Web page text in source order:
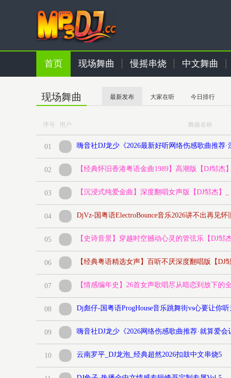
首页 现场舞曲 慢摇串烧 中文舞曲
现场舞曲 最新发布 大家在听 今日排行
序号 用户 舞曲名称
01 嗨音社DJ龙少《2026最新好听网络伤感歌曲推荐·
02 【经典怀旧香港粤语金曲1989】高潮版【DJ邹杰】
03 【沉浸式纯爱金曲】深度翻唱女声版【DJ邹杰】_
04 DjVz-国粤语ElectroBounce音乐2026讲不出再见
05 【史诗音景】穿越时空撼动心灵的管弦乐【DJ邹杰
06 【经典粤语精选女声】百听不厌深度翻唱版【DJ邹
07 【情感编年史】26首女声歌唱尽从暗恋到放下的
08 Dj彪仔-国粤语ProgHouse音乐跳舞街vs心要让你
09 嗨音社DJ龙少《2026网络伤感歌曲推荐·就算爱会
10 云南罗平_DJ龙泡_经典超然2026扣鼓中文串烧5